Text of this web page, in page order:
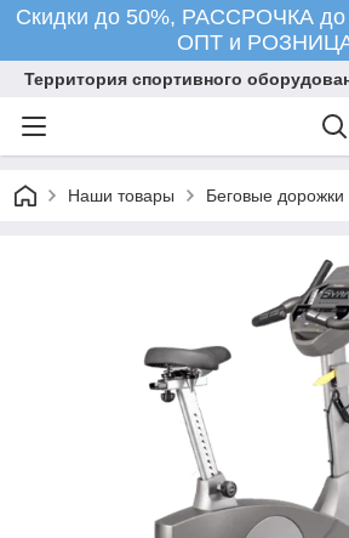
Скидки до 50%, РАССРОЧКА до
ОПТ и
Территория спортивного
Наши товары Беговые